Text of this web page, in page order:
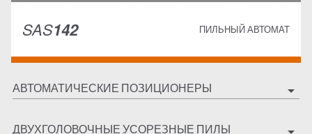
SAS142 ПИЛЬНЫЙ АВТОМАТ
АВТОМАТИЧЕСКИЕ ПОЗИЦИОНЕРЫ arrow_drop_down
ДВУХГОЛОВОЧНЫЕ УСОРЕЗНЫЕ ПИЛЫ